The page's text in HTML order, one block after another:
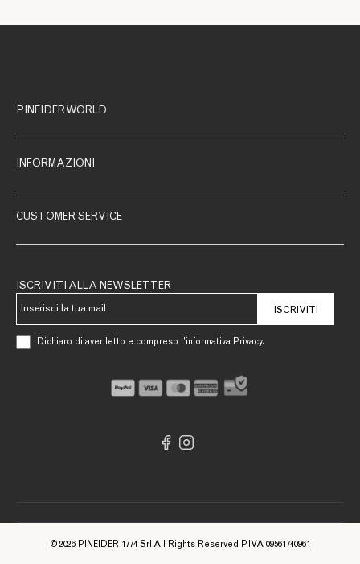
PINEIDER WORLD
INFORMAZIONI
CUSTOMER SERVICE
ISCRIVITI ALLA NEWSLETTER
ISCRIVITI
Dichiaro di aver letto e compreso l’informativa Privacy.
© 2026 PINEIDER 1774 Srl All Rights Reserved P.IVA 09561740961